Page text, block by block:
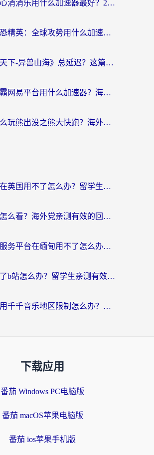
海外玩开心消消乐用什么加速器最好？2026真实体验指南，告别延迟卡顿
英国打反恐精英：全球攻势用什么加速器？2026年实测有效的国服游戏加速指南
海外玩《天下-异兽山海》总延迟？这篇延迟加速器指南帮你告别卡顿（附日本玩Sky光·遇最高警戒解决方案）
打魔兽争霸网易平台用什么加速器？海外党亲测有效的国服游戏加速指南
菲律宾怎么玩熊出没之熊大快跑？海外党国服游戏加速终极攻略（附3款热门游戏实测）
腾讯视频在英国用不了怎么办？留学生亲测有效的回国加速器指南
国外电影怎么看？海外党亲测有效的回国加速器选择指南
国家政务服务平台在缅甸用不了怎么办？海外华人必看的回国加速全攻略
海外看不了b站怎么办？留学生亲测有效的回国加速器选择攻略，解决豆瓣音乐、美团外卖难题
在新西兰用千千音乐地区限制怎么办？海外华人必备的回国加速解决方案
下载应用
番茄 Windows PC电脑版
番茄 macOS苹果电脑版
番茄 ios苹果手机版